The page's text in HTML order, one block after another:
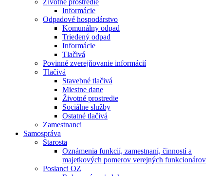
Životné prostredie
Informácie
Odpadové hospodárstvo
Komunálny odpad
Triedený odpad
Informácie
Tlačivá
Povinné zverejňovanie informácií
Tlačivá
Stavebné tlačivá
Miestne dane
Životné prostredie
Sociálne služby
Ostatné tlačivá
Zamestnanci
Samospráva
Starosta
Oznámenia funkcií, zamestnaní, činností a
majetkových pomerov verejných funkcionárov
Poslanci OZ